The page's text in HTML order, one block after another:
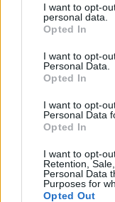
not limited to your
grant or deny
use your data for
consent section.
I want to opt-
personal data.
Opted In
I want to opt-
Personal Data.
Opted In
I want to opt-
Personal Data
Opted In
I want to opt-
Retention,
Personal Data
Purposes for
Opted Out
Condividi
F
a
ce
b
o
o
k
T
w
te
r
n
NOTIZIE RECENTI